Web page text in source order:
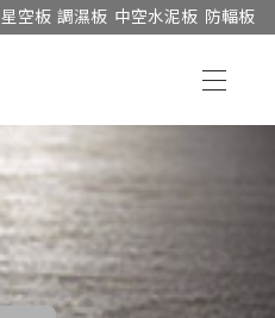
星空板 調濕板 中空水泥板 防輻板